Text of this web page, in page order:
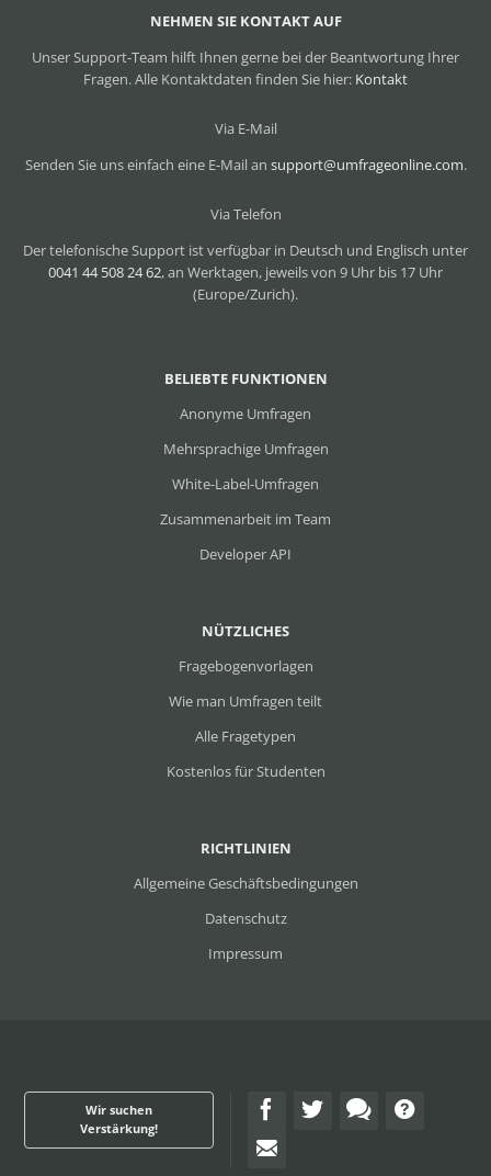
RICHTLINIEN
Allgemeine Geschäftsbedingungen
Datenschutz
Impressum
NÜTZLICHES
Fragebogenvorlagen
Wie man Umfragen teilt
Alle Fragetypen
Kostenlos für Studenten
BELIEBTE FUNKTIONEN
Anonyme Umfragen
Mehrsprachige Umfragen
White-Label-Umfragen
Zusammenarbeit im Team
Developer API
NEHMEN SIE KONTAKT AUF
Unser Support-Team hilft Ihnen gerne bei der Beantwortung Ihrer
Fragen. Alle Kontaktdaten finden Sie hier: Kontakt
Via E-Mail
Senden Sie uns einfach eine E-Mail an support@umfrageonline.com.
Via Telefon
Der telefonische Support ist verfügbar in Deutsch und Englisch unter
0041 44 508 24 62, an Werktagen, jeweils von 9 Uhr bis 17 Uhr
(Europe/Zurich).
Wir suchen
Verstärkung!